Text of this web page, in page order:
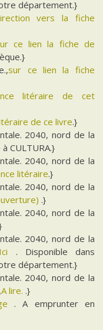
département.}
vers la fiche
ce lien la fiche de
sur ce lien la fiche
litéraire de cet
de ce livre.}
2040, nord de la
CULTURA.}
2040, nord de la
litéraire.}
2040, nord de la
.}
2040, nord de la
2040, nord de la
. Disponible dans
département.}
2040, nord de la
A lire. .}
. A emprunter en